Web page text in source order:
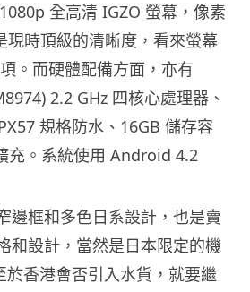
全高清 IGZO 螢幕，像素
現時頂級的清晰度，看來螢幕
。而硬體配備方面，亦有
2.2 GHz 四核心處理器、
規格防水、16GB 儲存容
充。系統使用 Android 4.2
邊框和多色日系設計，也是賣
和設計，當然是日本限定的機
香港會否引入水貨，就要繼